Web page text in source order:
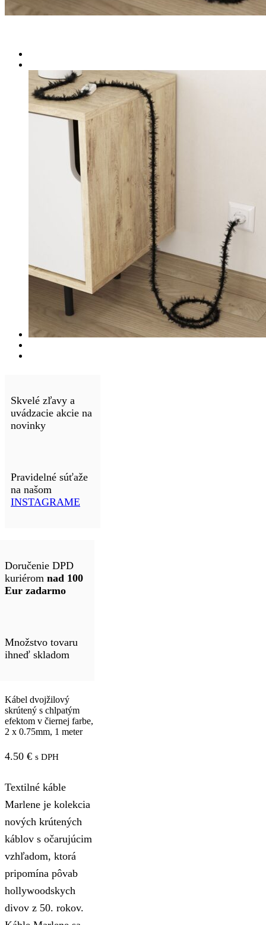
Skvelé zľavy a
uvádzacie akcie na
novinky
Pravidelné súťaže
na našom
INSTAGRAME
Doručenie DPD
kuriérom nad 100
Eur zadarmo
Množstvo tovaru
ihneď skladom
Kábel dvojžilový
skrútený s chlpatým
efektom v čiernej farbe,
2 x 0.75mm, 1 meter
4.50 € s DPH
Textilné káble
Marlene je kolekcia
nových krútených
káblov s očarujúcim
vzhľadom, ktorá
pripomína pôvab
hollywoodskych
divov z 50. rokov.